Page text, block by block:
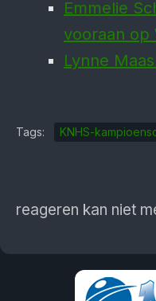
Emmelie
vooraan op
Lynne
Tags: KNHS-
reageren kan niet